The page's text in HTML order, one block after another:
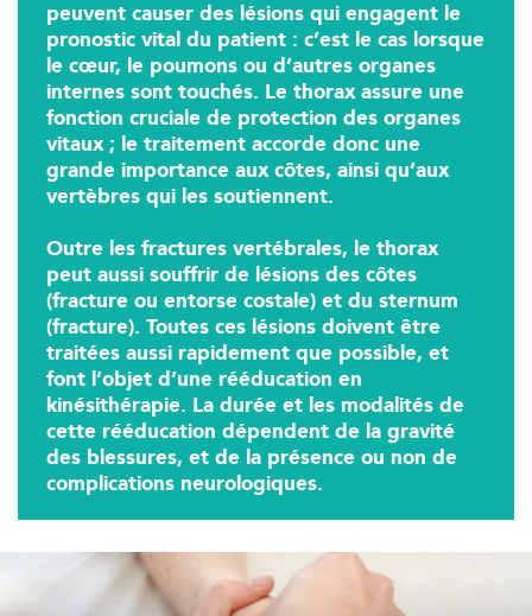
peuvent causer des lésions qui engagent le
pronostic vital du patient : c’est le cas lorsque
le cœur, le poumons ou d’autres organes
internes sont touchés. Le thorax assure une
fonction cruciale de protection des organes
vitaux ; le traitement accorde donc une
grande importance aux côtes, ainsi qu’aux
vertèbres qui les soutiennent.
Outre les fractures vertébrales, le thorax
peut aussi souffrir de lésions des côtes
(fracture ou entorse costale) et du sternum
(fracture). Toutes ces lésions doivent être
traitées aussi rapidement que possible, et
font l’objet d’une rééducation en
kinésithérapie. La durée et les modalités de
cette rééducation dépendent de la gravité
des blessures, et de la présence ou non de
complications neurologiques.
IK Paris 15 – Ségur
12 Rue César Franck 75015 Paris
12 Rue César Franck 75015 Paris
01 43 31 00 33
PRENEZ RDV SUR
Kinésithérapie
IK Paris 6 – Cassette
1 Rue Cassette 75006 Paris
1 Rue Cassette 75006 Paris
01 42 84 06 95
PRENEZ RDV SUR
Kinésithérapie